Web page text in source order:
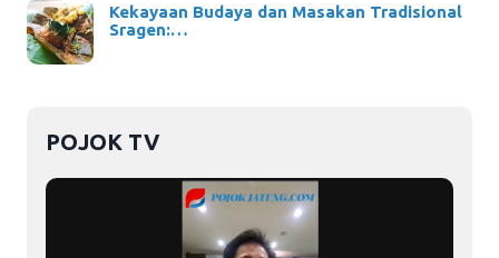
Kekayaan Budaya dan Masakan Tradisional
Sragen:…
POJOK TV